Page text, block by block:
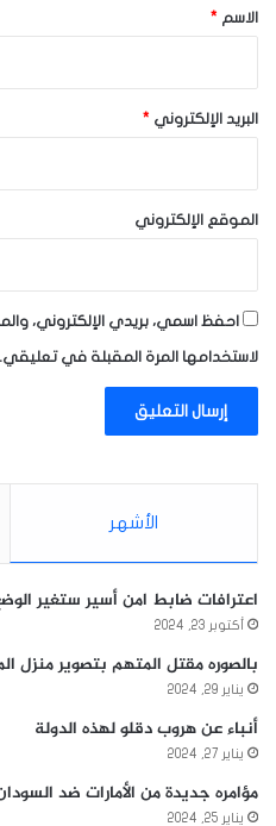
*
الاسم *
البريد الإلكتروني *
الموقع الإلكتروني
احفظ اسمي، بريدي الإلكتروني،
لاستخدامها المرة المقبلة في تعليقي.
الأشهر
اعترافات ضابط امن أسير ستغير
أكتوبر 23, 2024
بالصوره مقتل المتهم بتصوير منزل
يناير 29, 2024
أنباء عن هروب دقلو لهذه الدولة
يناير 27, 2024
مؤامره جديدة من الأمارات ضد
يناير 25, 2024